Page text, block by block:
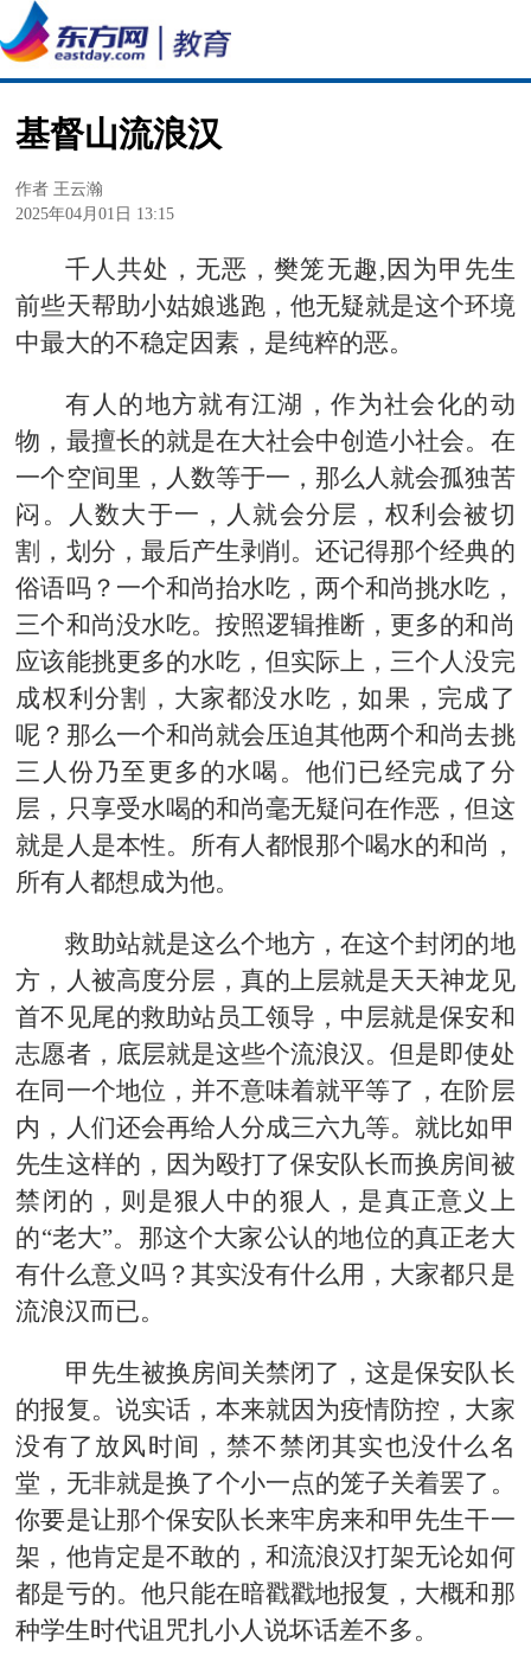
基督山流浪汉
作者 王云瀚
2025年04月01日 13:15
千人共处，无恶，樊笼无趣,因为甲先生
前些天帮助小姑娘逃跑，他无疑就是这个环境
中最大的不稳定因素，是纯粹的恶。
有人的地方就有江湖，作为社会化的动
物，最擅长的就是在大社会中创造小社会。在
一个空间里，人数等于一，那么人就会孤独苦
闷。人数大于一，人就会分层，权利会被切
割，划分，最后产生剥削。还记得那个经典的
俗语吗？一个和尚抬水吃，两个和尚挑水吃，
三个和尚没水吃。按照逻辑推断，更多的和尚
应该能挑更多的水吃，但实际上，三个人没完
成权利分割，大家都没水吃，如果，完成了
呢？那么一个和尚就会压迫其他两个和尚去挑
三人份乃至更多的水喝。他们已经完成了分
层，只享受水喝的和尚毫无疑问在作恶，但这
就是人是本性。所有人都恨那个喝水的和尚，
所有人都想成为他。
救助站就是这么个地方，在这个封闭的地
方，人被高度分层，真的上层就是天天神龙见
首不见尾的救助站员工领导，中层就是保安和
志愿者，底层就是这些个流浪汉。但是即使处
在同一个地位，并不意味着就平等了，在阶层
内，人们还会再给人分成三六九等。就比如甲
先生这样的，因为殴打了保安队长而换房间被
禁闭的，则是狠人中的狠人，是真正意义上
的“老大”。那这个大家公认的地位的真正老大
有什么意义吗？其实没有什么用，大家都只是
流浪汉而已。
甲先生被换房间关禁闭了，这是保安队长
的报复。说实话，本来就因为疫情防控，大家
没有了放风时间，禁不禁闭其实也没什么名
堂，无非就是换了个小一点的笼子关着罢了。
你要是让那个保安队长来牢房来和甲先生干一
架，他肯定是不敢的，和流浪汉打架无论如何
都是亏的。他只能在暗戳戳地报复，大概和那
种学生时代诅咒扎小人说坏话差不多。